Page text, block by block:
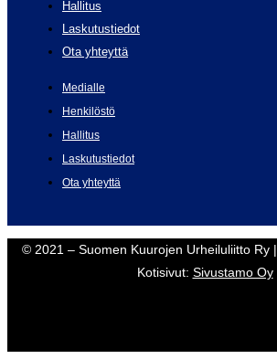
Hallitus
Laskutustiedot
Ota yhteyttä
Medialle
Henkilöstö
Hallitus
Laskutustiedot
Ota yhteyttä
© 2021 – Suomen Kuurojen Urheiluliitto Ry |
Kotisivut: Sivustamo Oy